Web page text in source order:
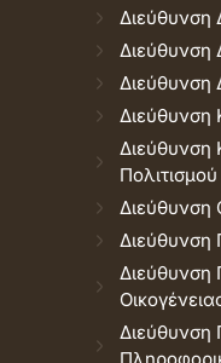
Διεύθυνση
Διεύθυνση
Διεύθυνση
Διεύθυνση
Διεύθυνση
Πολιτισμού
Διεύθυνση
Διεύθυνση
Διεύθυνση
Διεύθυνση